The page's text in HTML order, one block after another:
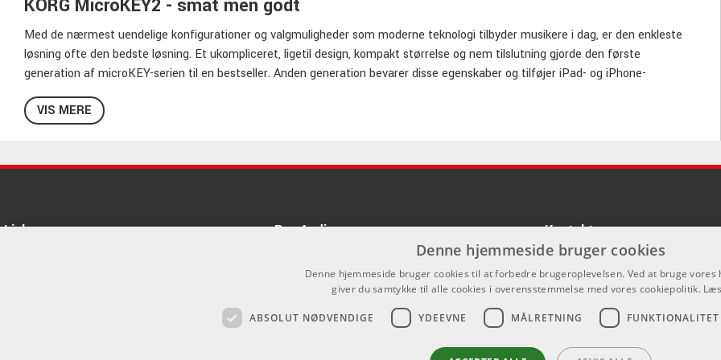
KORG MicroKEY2 - småt men godt
Med de nærmest uendelige konfigurationer og valgmuligheder som moderne teknologi tilbyder musikere i dag, er den enkleste
løsning ofte den bedste løsning. Et ukompliceret, ligetil design, kompakt størrelse og nem tilslutning gjorde den første
generation af microKEY-serien til en bestseller. Anden generation bevarer disse egenskaber og tilføjer iPad- og iPhone-
understøttelse* samt en sustain-pedal-indgang. Der er også tilføjet en 49-tangenters model til dem, der har brug for lidt flere
tangenter. I det hele taget har microKEY-serien udviklet sig til at være endnu mere praktisk og alsidig, hvilket gør den til et ideelt
VIS MERE
Links Pro Audio Kontakt
Som privatperson kan du ikke købe på
hjemmeside, alt salg foregår gennem
info@emnordic.dk
Denne hjemmeside bruger cookies
Denne hjemmeside bruger cookies til at forbedre brugeroplevelsen. Ved at bruge vores
giver du samtykke til alle cookies i overensstemmelse med vores cookiepolitik.
ABSOLUT NØDVENDIGE YDEEVNE MÅLRETNING FUNKTIONALITET